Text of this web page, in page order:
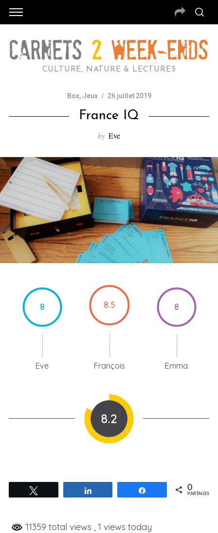
CULTURE, NATURE & LECTURES
Box, Jeux 26 juillet 2019
France IQ
by Eve
8
Eve
8.5
François
8
Emma
8.2
Partagez 0
PARTAGES
11359 total views , 1 views today